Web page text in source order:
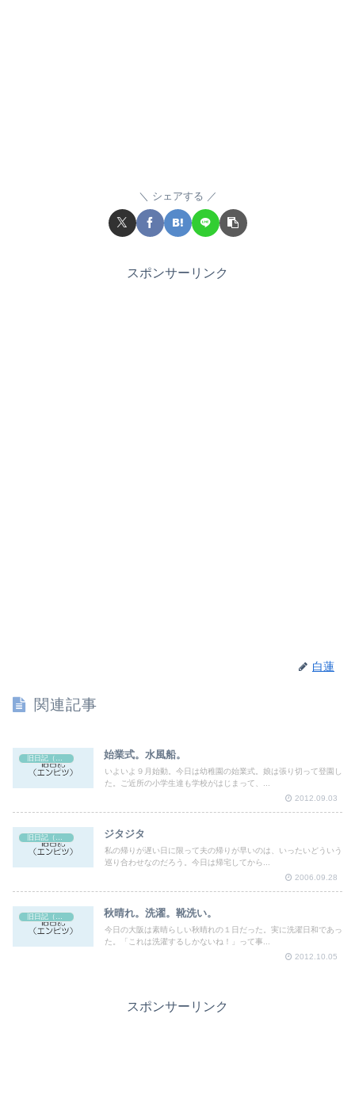
シェアする
スポンサーリンク
白蓮
関連記事
旧日記（エンピツ） 始業式。水風船。
いよいよ９月始動。今日は幼稚園の始業式。娘は張り切って登園し
た。ご近所の小学生達も学校がはじまって、...
2012.09.03
旧日記（エンピツ） ジタジタ
私の帰りが遅い日に限って夫の帰りが早いのは、いったいどういう
巡り合わせなのだろう。今日は帰宅してから...
2006.09.28
秋晴れ。洗濯。靴洗い。
今日の大阪は素晴らしい秋晴れの１日だった。実に洗濯日和であっ
た。「これは洗濯するしかないね！」って事...
2012.10.05
スポンサーリンク